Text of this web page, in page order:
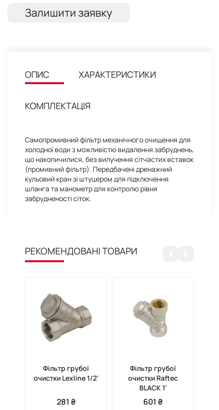
Залишити заявку
ОПИС ХАРАКТЕРИСТИКИ
КОМПЛЕКТАЦІЯ
Самопромивний фільтр механічного очищення для
холодної води з можливістю видалення забруднень,
що накопичилися, без вилучення сітчастих вставок
(промивний фільтр). Передбачені дренажний
кульовий кран зі штуцером для підключення
шланга та манометр для контролю рівня
забрудненості сіток.
РЕКОМЕНДОВАНІ ТОВАРИ
Фільтр грубої
очистки Lexline 1/2'
281 ₴
Фільтр грубої
очистки Raftec
BLACK 1'
601 ₴